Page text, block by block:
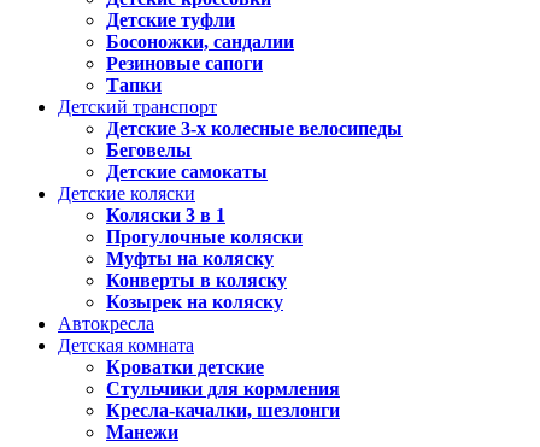
Детские туфли
Босоножки, сандалии
Резиновые сапоги
Тапки
Детский транспорт
Детские 3-х колесные велосипеды
Беговелы
Детские самокаты
Детские коляски
Коляски 3 в 1
Прогулочные коляски
Муфты на коляску
Конверты в коляску
Козырек на коляску
Автокресла
Детская комната
Кроватки детские
Стульчики для кормления
Кресла-качалки, шезлонги
Манежи